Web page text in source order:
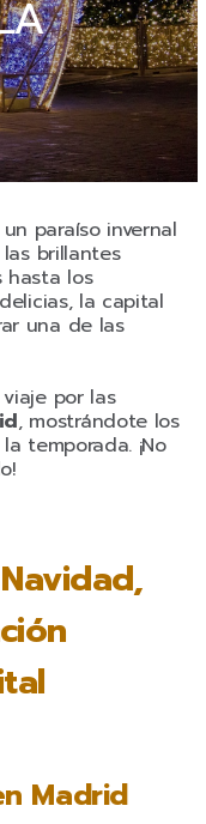
paraíso invernal
brillantes
hasta los
la capital
una de las
por las
, mostrándote los
temporada. ¡No
Madrid